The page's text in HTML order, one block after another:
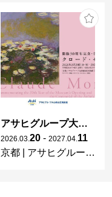
アサヒグループ大山崎山荘美術館 開館30周年記念展「没後100年 クロード・モネ」
2026 03 20 - 2027 04 11
京都
アサヒグループ大山崎山荘美術館